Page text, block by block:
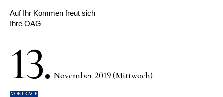
Auf Ihr Kommen freut sich
Ihre OAG
13. November 2019 (Mittwoch)
VORTRÄGE